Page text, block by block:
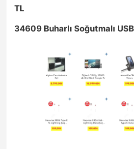
TL
34609 Buharlı Soğutmalı